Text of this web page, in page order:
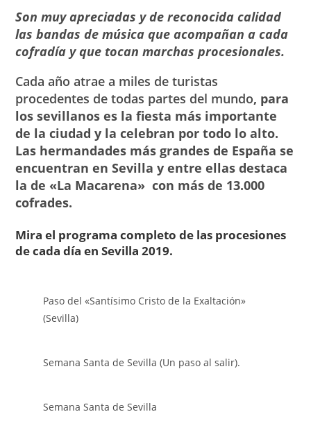
Son muy apreciadas y de reconocida calidad
las bandas de música que acompañan a cada
cofradía y que tocan marchas procesionales.
Cada año atrae a miles de turistas
procedentes de todas partes del mundo, para
los sevillanos es la fiesta más importante
de la ciudad y la celebran por todo lo alto.
Las hermandades más grandes de España se
encuentran en Sevilla y entre ellas destaca
la de «La Macarena» con más de 13.000
cofrades.
Mira el programa completo de las procesiones
de cada día en Sevilla 2019.
Paso del «Santísimo Cristo de la Exaltación»
(Sevilla)
Semana Santa de Sevilla (Un paso al salir).
Semana Santa de Sevilla